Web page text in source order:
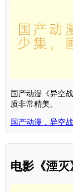
国产动漫《异空
质非常精美。
国产动漫，异空
电影《湮